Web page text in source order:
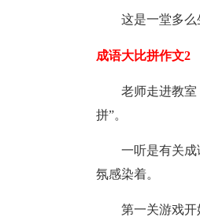
这是一堂多么
成语大比拼作文2
老师走进教
拼”。
一听是有关
氛感染着。
第一关游戏